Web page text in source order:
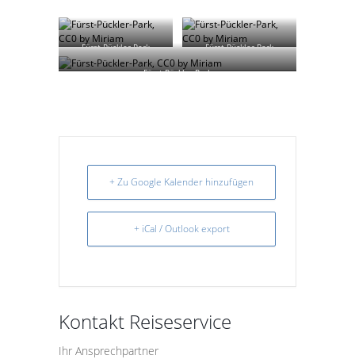
Fürst-Pückler-Park Fürst-Pückler-Park
Fürst-Pückler-Park
+ Zu Google Kalender hinzufügen
+ iCal / Outlook export
Kontakt Reiseservice
Ihr Ansprechpartner